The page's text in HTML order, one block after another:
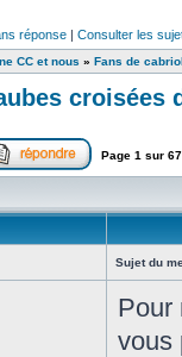
réponse | Consulter les
CC et nous » Fans de
croisées
Page 1 sur 67
Sujet du
Pour
vous